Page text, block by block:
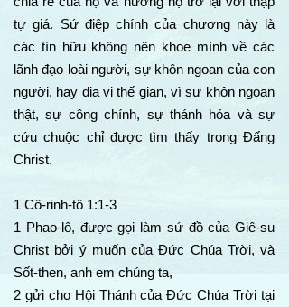
tự giá. Sứ điệp chính của chương này là
các tín hữu không nên khoe mình về các
lãnh đạo loài người, sự khôn ngoan của con
người, hay địa vị thế gian, vì sự khôn ngoan
thật, sự công chính, sự thánh hóa và sự
cứu chuộc chỉ được tìm thấy trong Đấng
Christ.
1 Cô-rinh-tô 1:1-3
1 Phao-lô, được gọi làm sứ đồ của Giê-su
Christ bởi ý muốn của Đức Chúa Trời, và
Sốt-then, anh em chúng ta,
2 gửi cho Hội Thánh của Đức Chúa Trời tại